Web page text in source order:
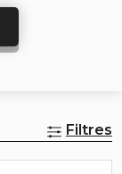
Filtres